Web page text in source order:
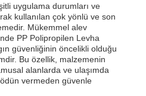
uygulama durumları ve
kullanılan çok yönlü ve son
Mükemmel alev
PP Polipropilen Levha
güvenliğinin öncelikli olduğu
Bu özellik, malzemenin
alanlarda ve ulaşımda
vermeden güvenle